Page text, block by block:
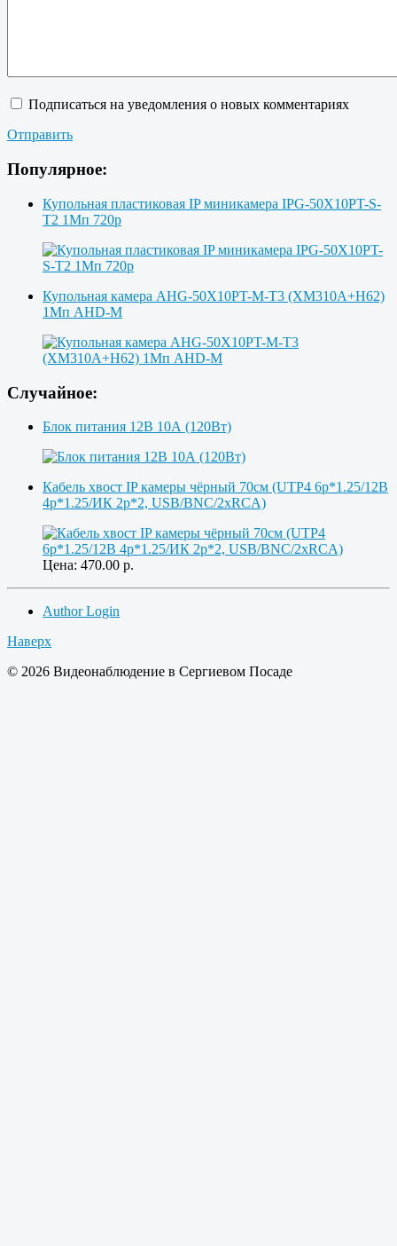
Подписаться на уведомления о новых комментариях
Отправить
Популярное:
Купольная пластиковая IP миникамера IPG-50X10PT-S-
T2 1Мп 720p
Купольная камера AHG-50X10PT-M-T3 (XM310A+H62)
1Мп AHD-M
Случайное:
Блок питания 12В 10А (120Вт)
Кабель хвост IP камеры чёрный 70см (UTP4 6p*1.25/12В
4p*1.25/ИК 2p*2, USB/BNC/2xRCA)
Цена: 470.00 р.
Author Login
Наверх
© 2026 Видеонаблюдение в Сергиевом Посаде